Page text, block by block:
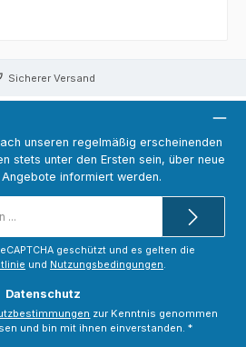
Sicherer Versand
unseren regelmäßig erscheinenden
stets unter den Ersten sein, über neue
informiert werden.
geschützt und es gelten die
und Nutzungsbedingungen.
Datenschutz
zur Kenntnis genommen
und bin mit ihnen einverstanden. *